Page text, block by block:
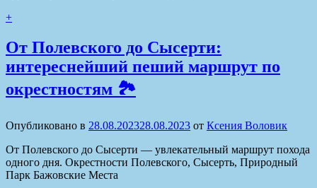
+
От Полевского до Сысерти:
интереснейший пеший маршрут по
окрестностям 🏞️
Опубликовано в 28.08.202328.08.2023 от Ксения Воловик
От Полевского до Сысерти — увлекательный маршрут похода
одного дня. Окрестности Полевского, Сысерть, Природный
Парк Бажовские Места